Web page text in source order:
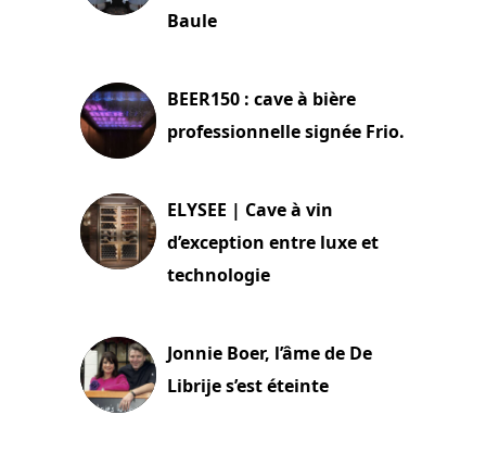
Baule
BEER150 : cave à bière
professionnelle signée Frio.
ELYSEE | Cave à vin
d’exception entre luxe et
technologie
Jonnie Boer, l’âme de De
Librije s’est éteinte